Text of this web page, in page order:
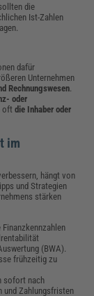
die
Ist-Zahlen
dafür
Unternehmen
Rechnungswesen
oder
oftdie Inhaber oder
im
hängt von
und Strategien
stärken
(BWA).
frühzeitig zu
sofort nach
und Zahlungsfristen